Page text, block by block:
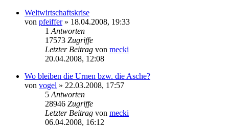
Weltwirtschaftskrise
von pfeiffer» 18.04.2008, 19:33
1 Antworten
17573 Zugriffe
Letzter Beitrag von mecki
20.04.2008, 12:08
Wo bleiben die Urnen bzw. die Asche?
von vogel » 22.03.2008, 17:57
5 Antworten
28946 Zugriffe
Letzter Beitrag von mecki
06.04.2008, 16:12